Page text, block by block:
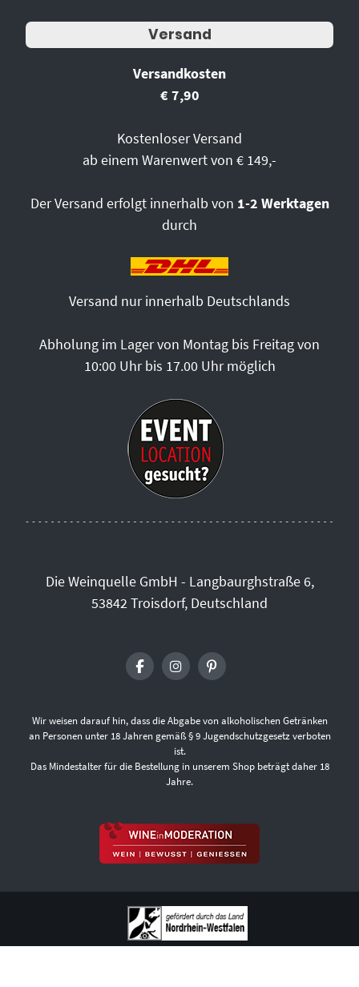
Versand
Versandkosten
€ 7,90
Kostenloser Versand
ab einem Warenwert von € 149,-
Der Versand erfolgt innerhalb von 1-2 Werktagen
durch
Versand nur innerhalb Deutschlands
Abholung im Lager von Montag bis Freitag von
10:00 Uhr bis 17.00 Uhr möglich
Die Weinquelle GmbH - Langbaurghstraße 6,
53842 Troisdorf, Deutschland
Wir weisen darauf hin, dass die Abgabe von alkoholischen Getränken
an Personen unter 18 Jahren gemäß § 9 Jugendschutzgesetz verboten
ist.
Das Mindestalter für die Bestellung in unserem Shop beträgt daher 18
Jahre.